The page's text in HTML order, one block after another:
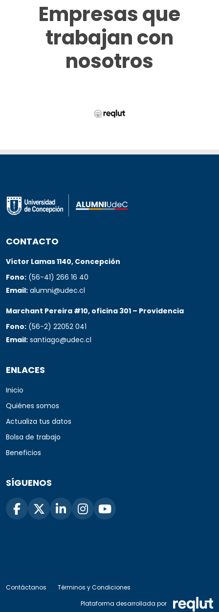
Empresas que
trabajan con
nosotros
CONTACTO
Víctor Lamas 1140, Concepción
Fono: (56-41) 266 16 40
Email: alumni@udec.cl
Marchant Pereira #10, oficina 301 – Providencia
Fono: (56-2) 22052 041
Email: santiago@udec.cl
ENLACES
Inicio
Quiénes somos
Actualiza tus datos
Bolsa de trabajo
Beneficios
SÍGUENOS
Contáctanos
Términos y Condiciones
Plataforma desarrollada por